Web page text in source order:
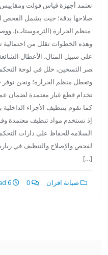
نعتمد أجهزة قياس فولت ومقاييس
صلاحها بدقة؛ حيث يشمل الفحص
منظم الحرارة (الثرموستات)،
وهذه الخطوات تقلل من احتمالية
على سبيل المثال، الأعطال
صر التسخين، خلل في لوحة التحكم
وتعطل منظم الحرارة؛ ونحن نوفر
تخدام قطع غيار معتمدة لضمان
كما نقوم بتنظيف الأجزاء الداخلية
إذ نستخدم مواد تنظيف معتمدة
السلامة للحفاظ على دارات
لفحص والإصلاح والتنظيف في
[…]
صيانة افران